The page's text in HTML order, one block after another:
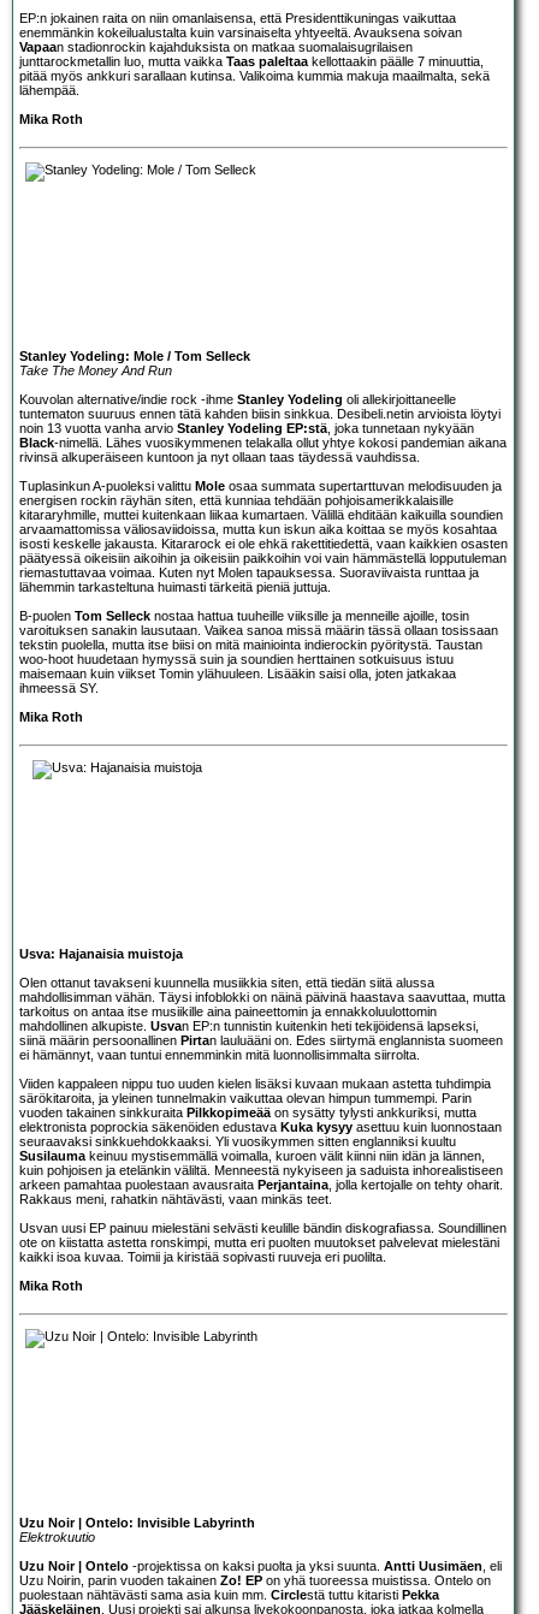
EP:n jokainen raita on niin omanlaisensa, että Presidenttikuningas vaikuttaa
enemmänkin kokeilualustalta kuin varsinaiselta yhtyeeltä. Avauksena soivan
Vapaan stadionrockin kajahduksista on matkaa suomalaisugrilaisen
junttarockmetallin luo, mutta vaikka Taas paleltaa kellottaakin päälle 7 minuuttia,
pitää myös ankkuri sarallaan kutinsa. Valikoima kummia makuja maailmalta, sekä
lähempää.
Mika Roth
Stanley Yodeling: Mole / Tom Selleck
Take The Money And Run
Kouvolan alternative/indie rock -ihme Stanley Yodeling oli allekirjoittaneelle
tuntematon suuruus ennen tätä kahden biisin sinkkua. Desibeli.netin arvioista löytyi
noin 13 vuotta vanha arvio Stanley Yodeling EP:stä , joka tunnetaan nykyään
Black-nimellä. Lähes vuosikymmenen telakalla ollut yhtye kokosi pandemian aikana
rivinsä alkuperäiseen kuntoon ja nyt ollaan taas täydessä vauhdissa.
Tuplasinkun A-puoleksi valittu Mole osaa summata supertarttuvan melodisuuden ja
energisen rockin räyhän siten, että kunniaa tehdään pohjoisamerikkalaisille
kitararyhmille, muttei kuitenkaan liikaa kumartaen. Välillä ehditään kaikuilla soundien
arvaamattomissa väliosaviidoissa, mutta kun iskun aika koittaa se myös kosahtaa
isosti keskelle jakausta. Kitararock ei ole ehkä rakettitiedettä, vaan kaikkien osasten
päätyessä oikeisiin aikoihin ja oikeisiin paikkoihin voi vain hämmästellä lopputuleman
riemastuttavaa voimaa. Kuten nyt Molen tapauksessa. Suoraviivaista runttaa ja
lähemmin tarkasteltuna huimasti tärkeitä pieniä juttuja.
B-puolen Tom Selleck nostaa hattua tuuheille viiksille ja menneille ajoille, tosin
varoituksen sanakin lausutaan. Vaikea sanoa missä määrin tässä ollaan tosissaan
tekstin puolella, mutta itse biisi on mitä mainiointa indierockin pyöritystä. Taustan
woo-hoot huudetaan hymyssä suin ja soundien herttainen sotkuisuus istuu
maisemaan kuin viikset Tomin ylähuuleen. Lisääkin saisi olla, joten jatkakaa
ihmeessä SY.
Mika Roth
Usva: Hajanaisia muistoja
Olen ottanut tavakseni kuunnella musiikkia siten, että tiedän siitä alussa
mahdollisimman vähän. Täysi infoblokki on näinä päivinä haastava saavuttaa, mutta
tarkoitus on antaa itse musiikille aina paineettomin ja ennakkoluulottomin
mahdollinen alkupiste. Usvan EP:n tunnistin kuitenkin heti tekijöidensä lapseksi,
siinä määrin persoonallinen Pirtan lauluääni on. Edes siirtymä englannista suomeen
ei hämännyt, vaan tuntui ennemminkin mitä luonnollisimmalta siirrolta.
Viiden kappaleen nippu tuo uuden kielen lisäksi kuvaan mukaan astetta tuhdimpia
särökitaroita, ja yleinen tunnelmakin vaikuttaa olevan himpun tummempi. Parin
vuoden takainen sinkkuraita Pilkkopimeää on sysätty tylysti ankkuriksi, mutta
elektronista poprockia säkenöiden edustava Kuka kysyy asettuu kuin luonnostaan
seuraavaksi sinkkuehdokkaaksi. Yli vuosikymmen sitten englanniksi kuultu
Susilauma keinuu mystisemmällä voimalla, kuroen välit kiinni niin idän ja lännen,
kuin pohjoisen ja etelänkin väliltä. Menneestä nykyiseen ja saduista inhorealistiseen
arkeen pamahtaa puolestaan avausraita Perjantaina , jolla kertojalle on tehty oharit.
Rakkaus meni, rahatkin nähtävästi, vaan minkäs teet.
Usvan uusi EP painuu mielestäni selvästi keulille bändin diskografiassa. Soundillinen
ote on kiistatta astetta ronskimpi, mutta eri puolten muutokset palvelevat mielestäni
kaikki isoa kuvaa. Toimii ja kiristää sopivasti ruuveja eri puolilta.
Mika Roth
Uzu Noir | Ontelo: Invisible Labyrinth
Elektrokuutio
Uzu Noir| Ontelo -projektissa on kaksi puolta ja yksi suunta. Antti Uusimäen , eli
Uzu Noirin, parin vuoden takainen Zo! EP on yhä tuoreessa muistissa. Ontelo on
puolestaan nähtävästi sama asia kuin mm. Circlestä tuttu kitaristi Pekka
Jääskeläinen . Uusi projekti sai alkunsa livekokoonpanosta, joka jatkaa kolmella